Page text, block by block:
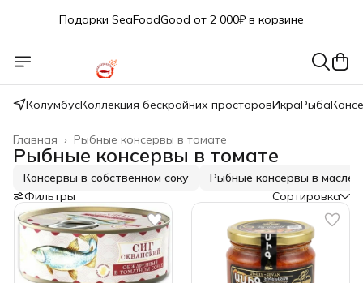
Подарки SeaFoodGood от 2 000₽ в корзине
при оплате наличными
🎁 Бесплатная доставка при заказе от 5 000 руб.
КолумбусКоллекция бескрайних просторовИкраРыба
Рыбные консервы в томате
Главная ›
Рыбные консервы в томате
Консервы в собственном соку
Рыбные консервы в масле
Фильтры
Сортировка